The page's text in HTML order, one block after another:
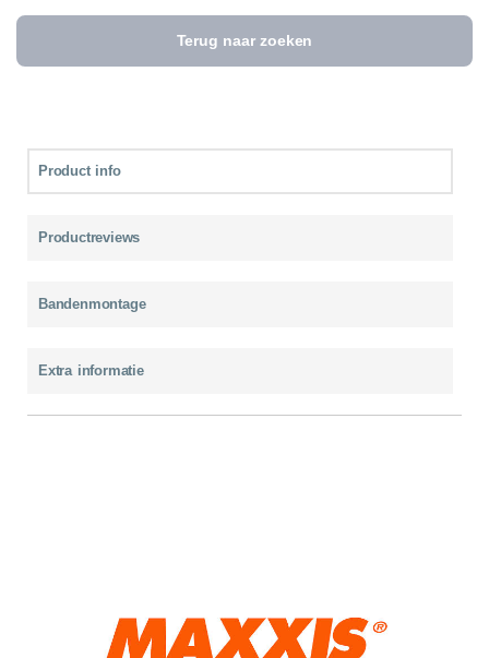
Terug naar zoeken
Product info
Productreviews
Bandenmontage
Extra informatie